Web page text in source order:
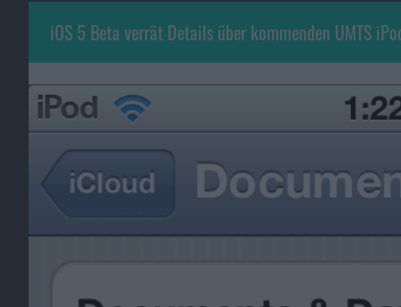
iOS 5 Beta verrät Details über kommenden UMTS